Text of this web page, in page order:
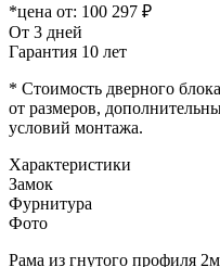
*цена от: 100 297 ₽
От 3 дней
Гарантия 10 лет
* Стоимость дверного
от размеров,
условий монтажа.
Характеристики
Замок
Фурнитура
Фото
Рама из гнутого профиля